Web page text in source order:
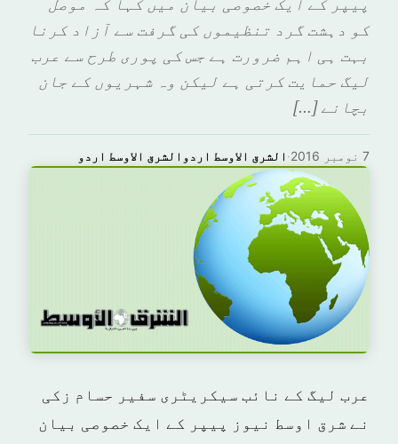
پیپر کے ایک خصوصی بیان میں کہا کہ موصل
کو دہشت گرد تنظیموں کی گرفت سے آزاد کرنا
بہت ہی اہم ضرورت ہے جس کی پوری طرح سے عرب
لیگ حمایت کرتی ہے لیکن وہ شہریوں کے جان
بچانے […]
الشرق الاوسط اردوالشرق الاوسط اردو · 7 نومبر 2016
عرب لیگ کے نائب سیکریٹری سفیر حسام زکی
نے شرق اوسط نیوز پیپر کے ایک خصوصی بیان